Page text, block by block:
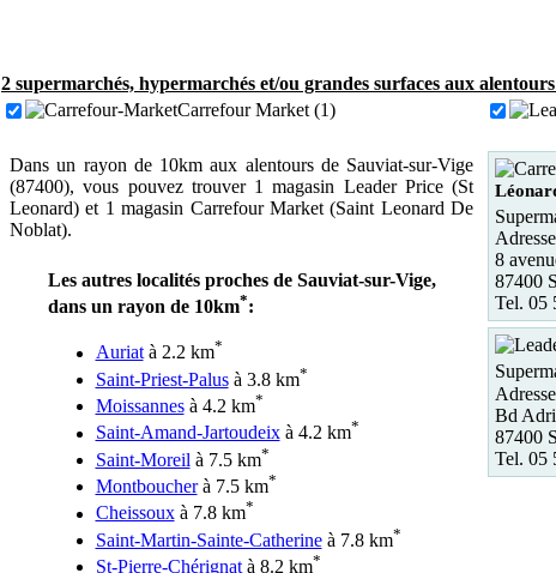
2 supermarchés, hypermarchés et/ou grandes surfaces aux
Carrefour Market (1)
Dans un rayon de 10km aux alentours de Sauviat-sur-Vige
(87400), vous pouvez trouver 1 magasin Leader Price (St
Leonard) et 1 magasin Carrefour Market (Saint Leonard De
Noblat).
Les autres localités proches de Sauviat-sur-Vige,
dans un rayon de 10km*:
Auriatà 2.2 km*
Saint-Priest-Palusà 3.8 km*
Moissannesà 4.2 km*
Saint-Amand-Jartoudeixà 4.2 km*
Saint-Moreil à 7.5 km*
Montboucherà 7.5 km*
Cheissouxà 7.8 km*
Saint-Martin-Sainte-Catherineà 7.8 km*
St-Pierre-Chérignatà 8.2 km*
8
87400
Tel. 05
Bd
87400
Tel. 05